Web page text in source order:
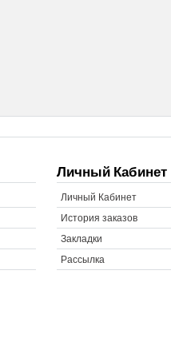
Личный Кабинет
Личный Кабинет
История заказов
Закладки
Рассылка